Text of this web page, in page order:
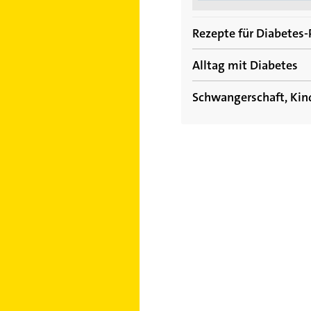
Rezepte für
Rezepte für Diabetiker:
Alltag mit Diabetes
Traubenzucker immer
Reisen mit Diabetes: 5
Schwangerschaft,